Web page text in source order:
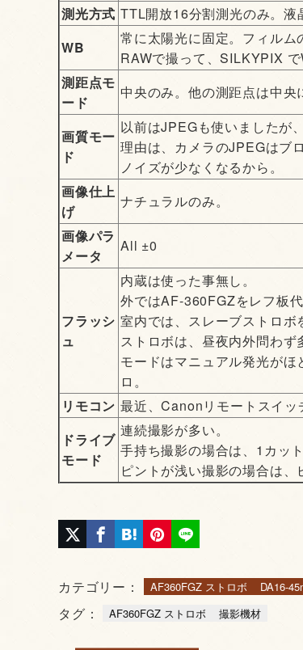
測光方式 TTL開放16分割測光のみ。液
WB
常に太陽光に固定。フィルム
RAWで撮って、SILKYPIX で
測距点モ
ード
中央のみ。他の測距点は中央
画質モー
ド
以前はJPEGも使いましたが
理由は、カメラのJPEGはブ
ノイズが少なくなるから。
画像仕上
げ
ナチュラルのみ。
画像パラ
メータ
All ±0
フラッシ
ュ
内蔵は使った事無し。
外ではAF-360FGZをレフ板代
室内では、スレーブストロボ
ストロボは、昼夜内外問わず
モードはマニュアル発光が
ロ。
リモコン 最近、Canonリモートスイ
ドライブ
モード
連続撮影が多い。
手持ち撮影の場合は、1カッ
ピントが浅い撮影の場合は
カテゴリー： AF360FGZ ストロボ DA16-
タグ： AF360FGZ ストロボ 撮影機材